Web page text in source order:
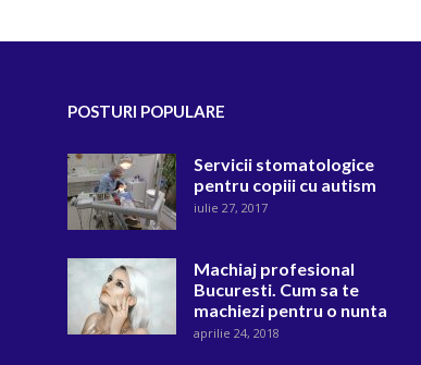
POSTURI POPULARE
Servicii stomatologice
pentru copiii cu autism
iulie 27, 2017
Machiaj profesional
Bucuresti. Cum sa te
machiezi pentru o nunta
aprilie 24, 2018